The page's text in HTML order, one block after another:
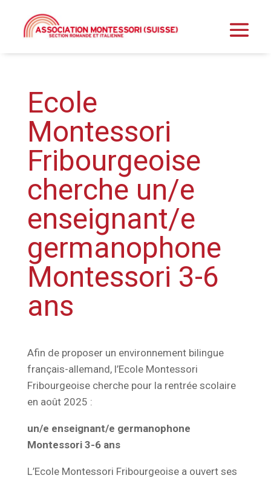
Ecole
Montessori
Fribourgeoise
cherche un/e
enseignant/e
germanophone
Montessori 3-6
ans
Afin de proposer un environnement bilingue
français-allemand, l’Ecole Montessori
Fribourgeoise cherche pour la rentrée scolaire
en août 2025 :
un/e enseignant/e germanophone
Montessori 3-6 ans
L’Ecole Montessori Fribourgeoise a ouvert ses